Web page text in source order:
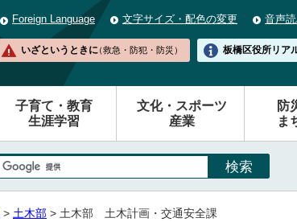
Foreign Language 文字サイズ・配色の変更 音声
いざというときに（救急・防犯・防災） 板橋区役所リア
子育て・教育
生涯学習
文化・スポーツ
産業
防
ま
> 土木部 > 土木部 土木計画・交通安全課